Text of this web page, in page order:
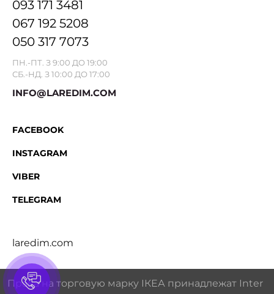
093 171 3481
067 192 5208
050 317 7073
ПН.-ПТ. З 9:00 ДО 19:00
СБ.-НД. З 10:00 ДО 17:00
INFO@LAREDIM.COM
FACEBOOK
INSTAGRAM
VIBER
TELEGRAM
laredim.com
Права на торговую марку IКЕА принадлежат Inter